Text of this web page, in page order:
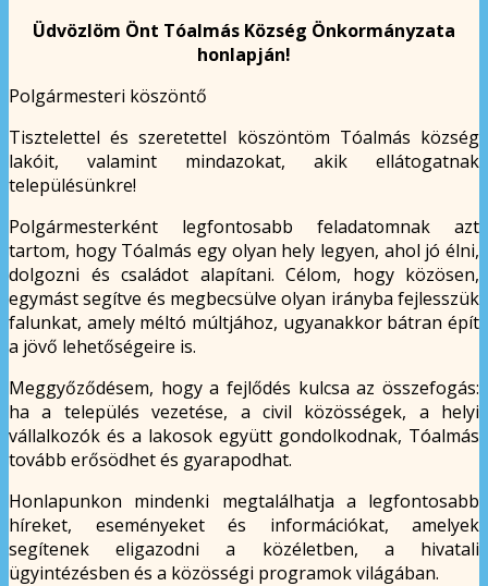
Üdvözlöm Önt Tóalmás Község Önkormányzata
honlapján!
Polgármesteri köszöntő
Tisztelettel és szeretettel köszöntöm Tóalmás község
lakóit, valamint mindazokat, akik ellátogatnak
településünkre!
Polgármesterként legfontosabb feladatomnak azt
tartom, hogy Tóalmás egy olyan hely legyen, ahol jó élni,
dolgozni és családot alapítani. Célom, hogy közösen,
egymást segítve és megbecsülve olyan irányba fejlesszük
falunkat, amely méltó múltjához, ugyanakkor bátran épít
a jövő lehetőségeire is.
Meggyőződésem, hogy a fejlődés kulcsa az összefogás:
ha a település vezetése, a civil közösségek, a helyi
vállalkozók és a lakosok együtt gondolkodnak, Tóalmás
tovább erősödhet és gyarapodhat.
Honlapunkon mindenki megtalálhatja a legfontosabb
híreket, eseményeket és információkat, amelyek
segítenek eligazodni a közéletben, a hivatali
ügyintézésben és a közösségi programok világában.